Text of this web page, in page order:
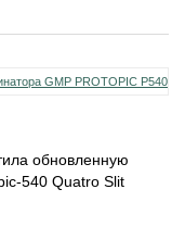
обновленную
540 Quatro Slit